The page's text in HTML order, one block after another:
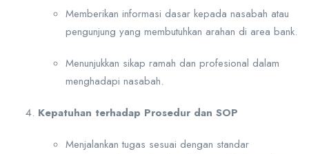
Memberikan informasi dasar kepada nasabah atau
pengunjung yang membutuhkan arahan di area bank.
Menunjukkan sikap ramah dan profesional dalam
menghadapi nasabah.
Kepatuhan terhadap Prosedur dan SOP
Menjalankan tugas sesuai dengan standar